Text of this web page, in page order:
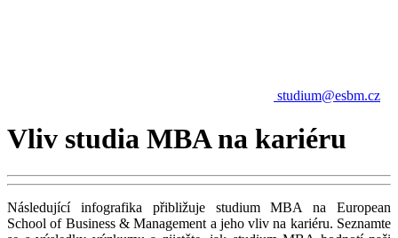
studium@esbm.cz
Vliv studia MBA na kariéru
Následující infografika přibližuje studium MBA na European
School of Business & Management a jeho vliv na kariéru. Seznamte